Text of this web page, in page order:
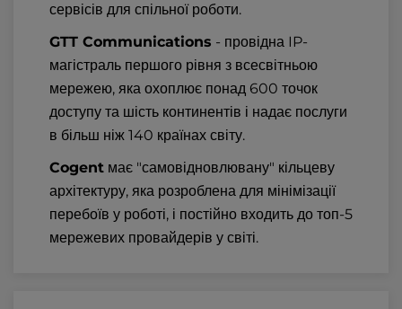
сервісів для спільної роботи.
GTT Communications - провідна IP-
магістраль першого рівня з всесвітньою
мережею, яка охоплює понад 600 точок
доступу та шість континентів і надає послуги
в більш ніж 140 країнах світу.
Cogent має "самовідновлювану" кільцеву
архітектуру, яка розроблена для мінімізації
перебоїв у роботі, і постійно входить до топ-5
мережевих провайдерів у світі.